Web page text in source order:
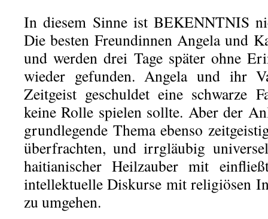
In diesem Sinne ist BEKENNTNIS
Die besten Freundinnen Angela und
und werden drei Tage später ohne
wieder gefunden. Angela und ihr
Zeitgeist geschuldet eine schwarze
keine Rolle spielen sollte. Aber der
grundlegende Thema ebenso
überfrachten, und irrgläubig
haitianischer Heilzauber mit
intellektuelle Diskurse mit religiösen
zu umgehen.